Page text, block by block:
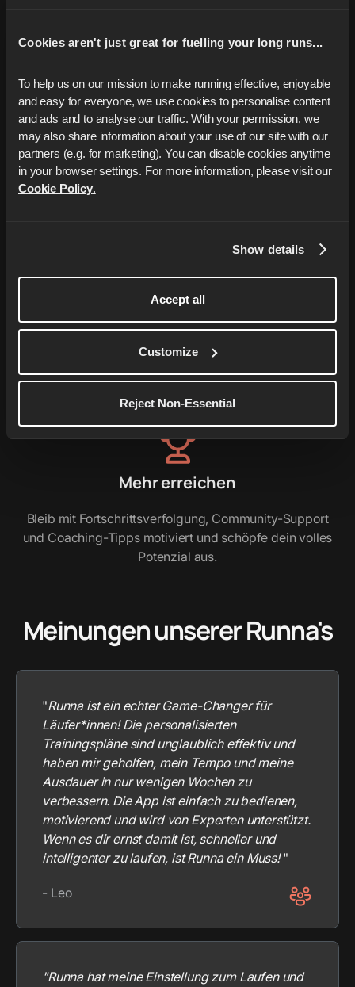
Cookies aren't just great for fuelling your long runs...
To help us on our mission to make running effective, enjoyable
and easy for everyone, we use cookies to personalise content
and ads and to analyse our traffic. With your permission, we
may also share information about your use of our site with our
partners (e.g. for marketing). You can disable cookies anytime
in your browser settings. For more information, please visit our
Cookie Policy.
Show details
Accept all
Customize
Reject Non-Essential
Setze dein Ziel
Wähle deine Distanz oder dein Renndatum und wir
erstellen einen Plan, der auf deine Erfahrungen und
deinen Zeitplan zugeschnitten ist.
Training beginnen
Verfolge deine persönlichen Workouts und tracke deine
Läufe mit deinen Lieblingsgeräten wie Garmin oder
Apple Watch.
Mehr erreichen
Bleib mit Fortschrittsverfolgung, Community-Support
und Coaching-Tipps motiviert und schöpfe dein volles
Potenzial aus.
Meinungen unserer Runna's
"Runna ist ein echter Game-Changer für
Läufer*innen! Die personalisierten
Trainingspläne sind unglaublich effektiv und
haben mir geholfen, mein Tempo und meine
Ausdauer in nur wenigen Wochen zu
verbessern. Die App ist einfach zu bedienen,
motivierend und wird von Experten unterstützt.
Wenn es dir ernst damit ist, schneller und
intelligenter zu laufen, ist Runna ein Muss!"
- Leo
"Runna hat meine Einstellung zum Laufen und